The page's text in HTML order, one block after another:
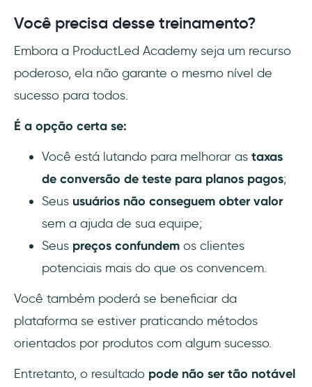
Você precisa desse treinamento?
Embora a ProductLed Academy seja um recurso
poderoso, ela não garante o mesmo nível de
sucesso para todos.
É a opção certa se:
Você está lutando para melhorar as taxas
de conversão de teste para planos pagos;
Seus usuários não conseguem obter valor
sem a ajuda de sua equipe;
Seus preços confundem os clientes
potenciais mais do que os convencem.
Você também poderá se beneficiar da
plataforma se estiver praticando métodos
orientados por produtos com algum sucesso.
Entretanto, o resultado pode não ser tão notável